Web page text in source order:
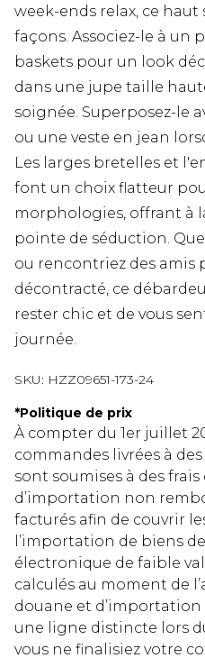
week-ends relax, ce
façons. Associez-le à un
baskets pour un look
dans une jupe taille
soignée. Superposez-le
ou une veste en jean
Les larges bretelles et
font un choix flatteur
morphologies, offrant à
pointe de séduction.
ou rencontriez des amis
décontracté, ce
rester chic et de vous
journée.
SKU: HZZ09651-173-24
*Politique de prix
À compter du 1er juillet
commandes livrées à des
sont soumises à des
d’importation non
facturés afin de couvrir
l’importation de biens
électronique de faible
calculés au moment de
douane et
une ligne distincte lors
vous ne finalisiez votre